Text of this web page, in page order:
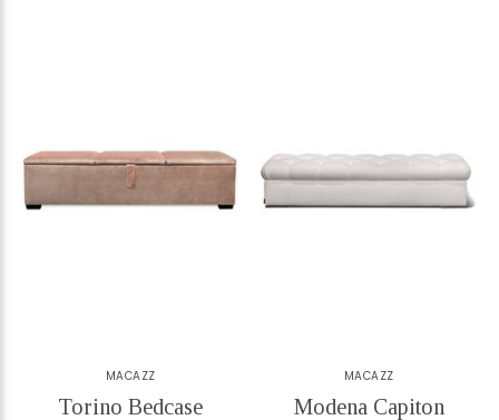
MACAZZ
Torino Bedcase
MACAZZ
Modena Capiton